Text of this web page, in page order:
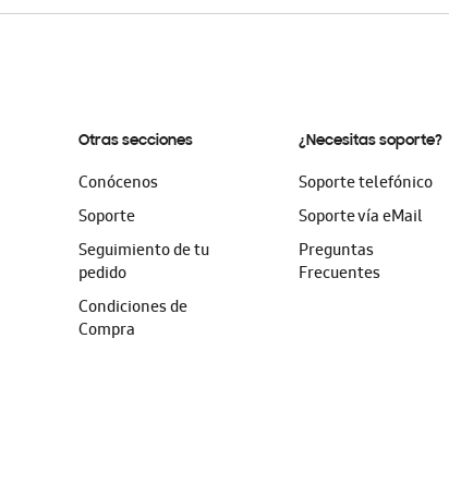
Otras secciones
Conócenos
Soporte
Seguimiento de tu
pedido
Condiciones de
Compra
¿Necesitas soporte?
Soporte telefónico
Soporte vía eMail
Preguntas
Frecuentes